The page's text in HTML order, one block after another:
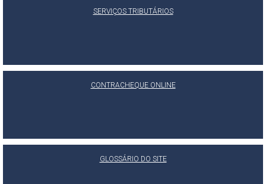
SERVIÇOS TRIBUTÁRIOS
CONTRACHEQUE ONLINE
GLOSSÁRIO DO SITE